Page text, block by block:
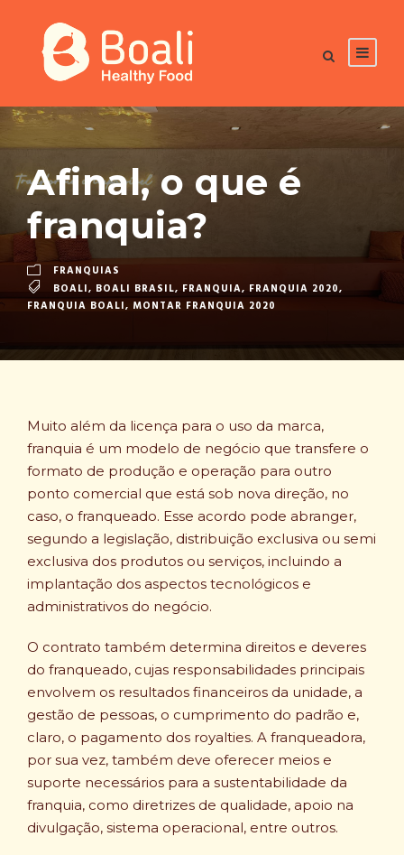
Afinal, o que é
franquia?
FRANQUIAS
BOALI, BOALI BRASIL, FRANQUIA, FRANQUIA 2020,
FRANQUIA BOALI, MONTAR FRANQUIA 2020
Muito além da licença para o uso da marca,
franquia é um modelo de negócio que transfere o
formato de produção e operação para outro
ponto comercial que está sob nova direção, no
caso, o franqueado. Esse acordo pode abranger,
segundo a legislação, distribuição exclusiva ou semi
exclusiva dos produtos ou serviços, incluindo a
implantação dos aspectos tecnológicos e
administrativos do negócio.
O contrato também determina direitos e deveres
do franqueado, cujas responsabilidades principais
envolvem os resultados financeiros da unidade, a
gestão de pessoas, o cumprimento do padrão e,
claro, o pagamento dos royalties. A franqueadora,
por sua vez, também deve oferecer meios e
suporte necessários para a sustentabilidade da
franquia, como diretrizes de qualidade, apoio na
divulgação, sistema operacional, entre outros.